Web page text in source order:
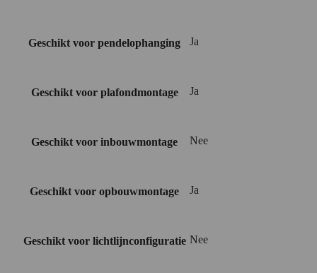
Geschikt voor pendelophanging Ja
Geschikt voor plafondmontage Ja
Geschikt voor inbouwmontage Nee
Geschikt voor opbouwmontage Ja
Geschikt voor lichtlijnconfiguratie Nee